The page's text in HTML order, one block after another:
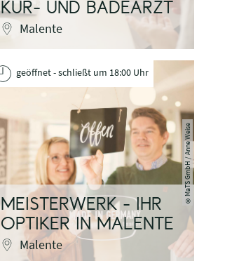
KUR- UND BADEARZT
Malente
©
MaTS GmbH / Anne Weise
geöffnet - schließt um 18:00 Uhr
MEISTERWERK - IHR
OPTIKER IN MALENTE
Malente